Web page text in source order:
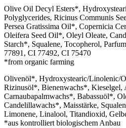
Olive Oil Decyl Esters*,
Polyglycerides, Ricinus Communis
Persea Gratissima Oil*, Copernicia
Oleifera Seed Oil*, Oleyl Oleate,
Starch*, Squalene, Tocopherol,
77891, CI 77492, CI 75470
*from organic farming
Olivenöl*, Hydroxystearic/Linolenic/
Rizinusöl*, Bienenwachs*, Kieselgel,
Carnaubapalmwachs*, Babassuöl*,
Candelillawachs*, Maisstärke,
Limonene, Linalool, Titandioxid,
*aus kontrolliert biologischem Anbau